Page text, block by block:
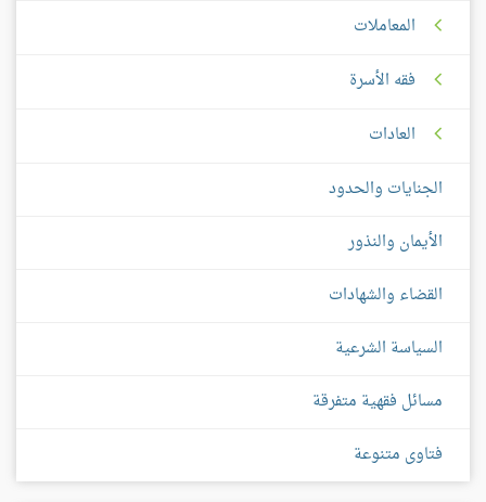
المعاملات
فقه الأسرة
العادات
الجنايات والحدود
الأيمان والنذور
القضاء والشهادات
السياسة الشرعية
مسائل فقهية متفرقة
فتاوى متنوعة